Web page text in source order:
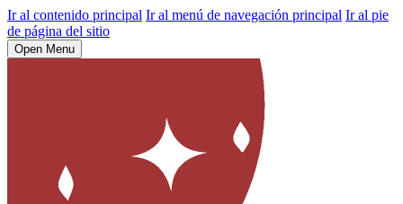
Ir al contenido principal Ir al menú de navegación principal Ir al pie
de página del sitio
Open Menu